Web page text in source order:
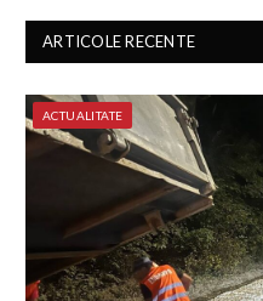
ARTICOLE RECENTE
ACTUALITATE